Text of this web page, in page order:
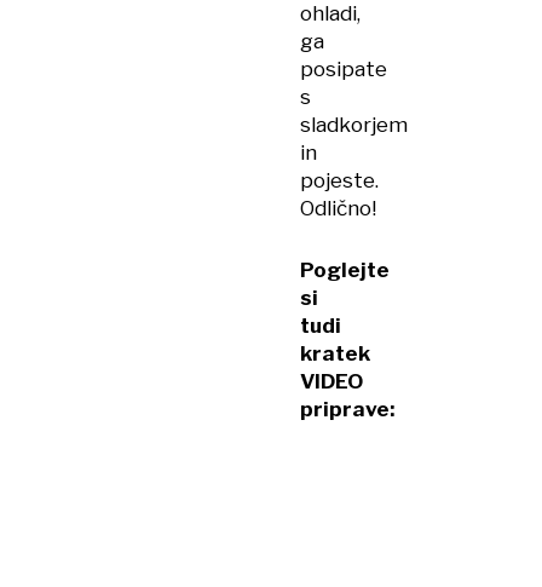
ohladi,
ga
posipate
s
sladkorjem
in
pojeste.
Odlično!
Poglejte
si
tudi
kratek
VIDEO
priprave: